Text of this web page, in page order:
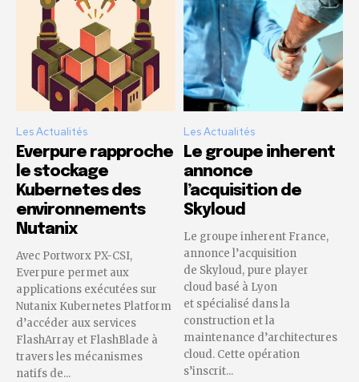
Les Actualités
Everpure rapproche
le stockage
Kubernetes des
environnements
Nutanix
Avec Portworx PX-CSI,
Everpure permet aux
applications exécutées sur
Nutanix Kubernetes Platform
d’accéder aux services
FlashArray et FlashBlade à
travers les mécanismes
natifs de...
Les Actualités
Le groupe inherent
annonce
l’acquisition de
Skyloud
Le groupe inherent France,
annonce l’acquisition
de Skyloud, pure player
cloud basé à Lyon
et spécialisé dans la
construction et la
maintenance d’architectures
cloud. Cette opération
s’inscrit...